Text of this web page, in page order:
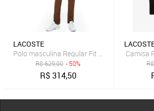
LACOSTE
Polo masculina Regular Fit em algodão leve
R$629,00 - 50%
R$314,50
Camisa